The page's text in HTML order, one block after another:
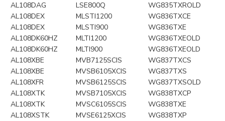
AL108DAG
LSE800Q
WG835TXROLD
AL108DEX
MLSTI1200
WG836TXCE
AL108DEX
MLSTI900
WG836TXE
AL108DK60HZ
MLTI1200
WG836TXEOLD
AL108DK60HZ
MLTI900
WG836TXEOLD
AL108XBE
MVB7125SCIS
WG837TXCS
AL108XBE
MVSB6105XCIS
WG837TXS
AL108XFR
MVSB6125SCIS
WG837TXSOLD
AL108XTK
MVSB7105XCIS
WG838TXCP
AL108XTK
MVSC6105SCIS
WG838TXE
AL108XSTK
MVSE6125XCIS
WG838TXP